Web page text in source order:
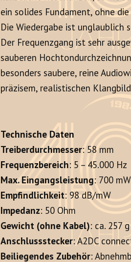
ein solides Fundament, ohne
Die Wiedergabe ist unglaublich
Der Frequenzgang ist sehr
sauberen
besonders saubere, reine
präzisem, realistischen
Technische Daten
Treiberdurchmesser: 58 mm
Frequenzbereich: 5 – 45.000 Hz
Max. Eingangsleistung: 700 mW
Empfindlichkeit: 98 dB/mW
Impedanz: 50 Ohm
Gewicht (ohne Kabel): ca. 257 g
Anschlussstecker: A2DC
Beiliegendes Zubehör: